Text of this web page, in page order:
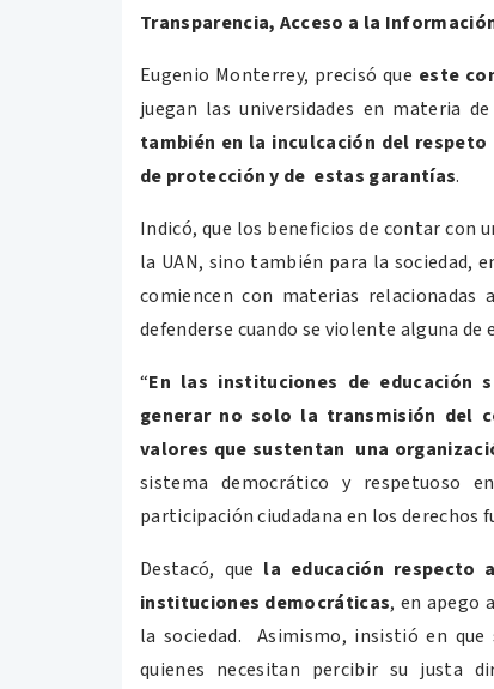
Transparencia, Acceso a la
Eugenio Monterrey, precisó que este
juegan las universidades en materia
también en la inculcación del
de protección y de estas garantías.
Indicó, que los beneficios de contar con
la UAN, sino también para la sociedad,
comiencen con materias
defenderse cuando se violente alguna de
“En las instituciones de educación
generar no solo la transmisión del
valores que sustentan una
sistema democrático y respetuoso
participación ciudadana en los derechos
Destacó, que la educación respecto
instituciones democráticas, en apego
la sociedad. Asimismo, insistió en
quienes necesitan percibir su justa